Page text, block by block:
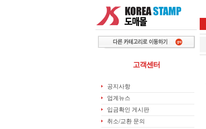
고객센터
공지사항
업계뉴스
입금확인 게시판
취소/교환 문의